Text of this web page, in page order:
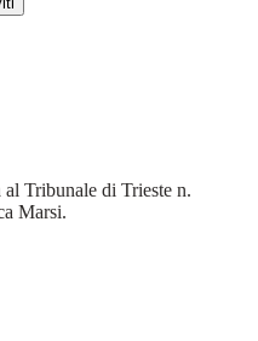
Tribunale di Trieste n.
Marsi.